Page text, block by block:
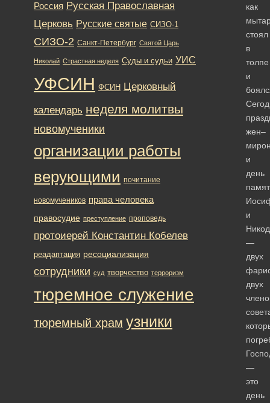
как
стоял
в
толпе
и
жен–
и
день
и
—
двух
двух
—
это
день
Россия Русская Православная
Церковь Русские святые СИЗО-1
СИЗО-2 Санкт-Петербург Святой Царь
Николай Страстная неделя Суды и судьи УИС
УФСИН ФСИН Церковный
календарь неделя молитвы
новомученики
организации работы
верующими почитание
новомучеников права человека
правосудие преступление проповедь
протоиерей Константин Кобелев
реадаптация ресоциализация
сотрудники суд творчество терроризм
тюремное служение
тюремный храм узники